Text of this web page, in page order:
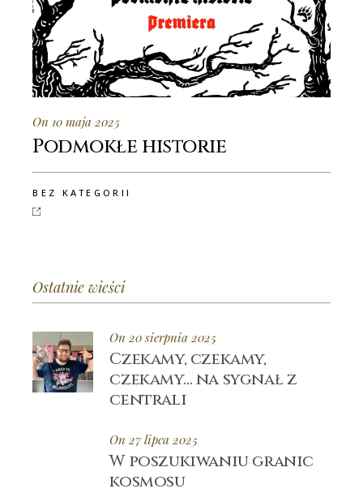
On 10 maja 2025
Podmokłe historie
BEZ KATEGORII
Ostatnie wieści
On 20 sierpnia 2025
Czekamy, czekamy,
czekamy… na sygnał z
centrali
On 27 lipca 2025
W poszukiwaniu granic
kosmosu